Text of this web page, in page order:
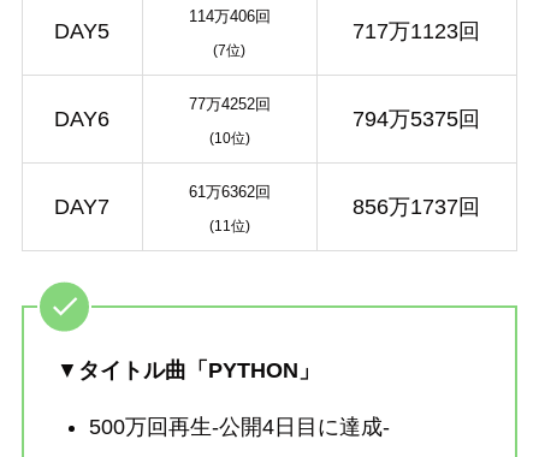
DAY5
114万406回
(7位)
717万1123回
DAY6
77万4252回
(10位)
794万5375回
DAY7
61万6362回
(11位)
856万1737回
▼ タイトル曲「PYTHON」
500万回再生-公開4日目に達成-